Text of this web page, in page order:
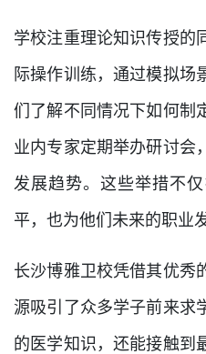
学校注重理论知识传授的
际操作训练，通过模拟场
们了解不同情况下如何制
业内专家定期举办研讨会
发展趋势。这些举措不
平，也为他们未来的职业
长沙博雅卫校凭借其优秀
源吸引了众多学子前来求
的医学知识，还能接触到